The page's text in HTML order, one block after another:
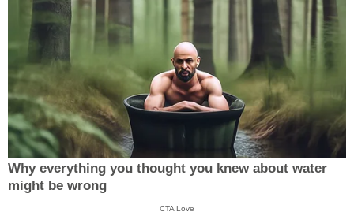
Why everything you thought you knew about water
might be wrong
CTA Love